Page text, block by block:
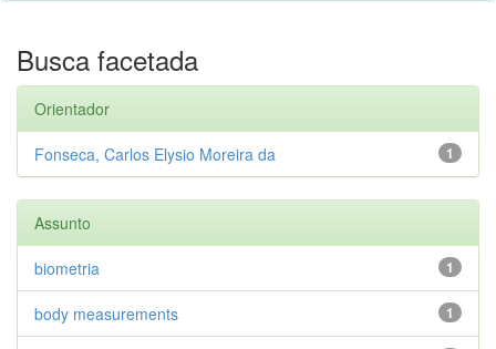
Busca facetada
Orientador
1
Fonseca, Carlos Elysio Moreira da
Assunto
1
biometria
1
body measurements